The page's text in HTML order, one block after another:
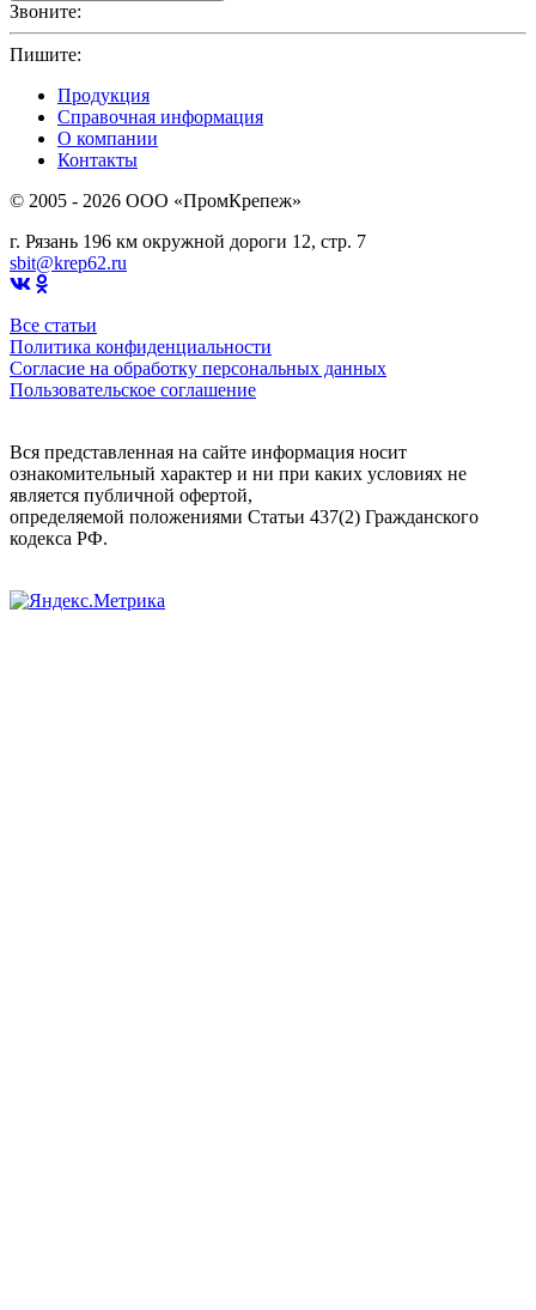
Звоните:
Пишите:
Продукция
Справочная информация
О компании
Контакты
© 2005 - 2026 OOO «ПромКрепеж»
г. Рязань 196 км окружной дороги 12, стр. 7
sbit@krep62.ru
Все статьи
Политика конфиденциальности
Согласие на обработку персональных данных
Пользовательское соглашение
Вся представленная на сайте информация носит
ознакомительный характер и ни при каких условиях не
является публичной офертой,
определяемой положениями Статьи 437(2) Гражданского
кодекса РФ.